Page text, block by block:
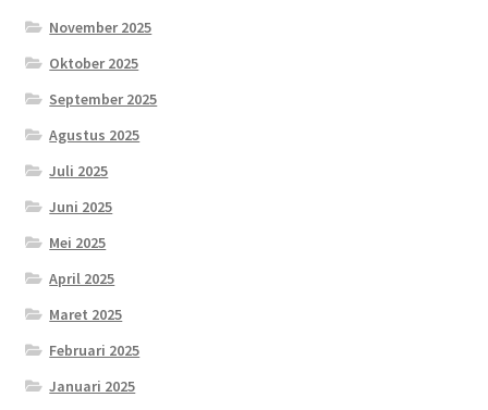
November 2025
Oktober 2025
September 2025
Agustus 2025
Juli 2025
Juni 2025
Mei 2025
April 2025
Maret 2025
Februari 2025
Januari 2025